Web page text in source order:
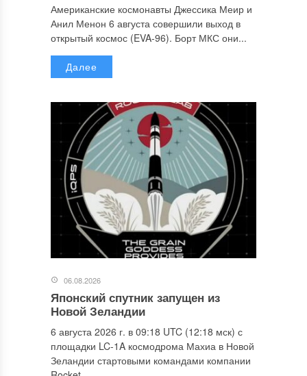
Американские космонавты Джессика Меир и
Анил Менон 6 августа совершили выход в
открытый космос (EVA-96). Борт МКС они...
Далее
06.08.2026
Японский спутник запущен из
Новой Зеландии
6 августа 2026 г. в 09:18 UTC (12:18 мск) с
площадки LC-1A космодрома Махиа в Новой
Зеландии стартовыми командами компании